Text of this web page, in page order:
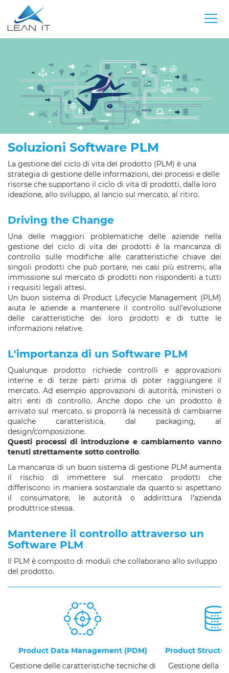
Soluzioni Software PLM
La gestione del ciclo di vita del prodotto (PLM) è una
strategia di gestione delle informazioni, dei processi e delle
risorse che supportano il ciclo di vita di prodotti, dalla loro
ideazione, allo sviluppo, al lancio sul mercato, al ritiro.
Driving the Change
Una delle maggiori problematiche delle aziende nella
gestione del ciclo di vita dei prodotti è la mancanza di
controllo sulle modifiche alle caratteristiche chiave dei
singoli prodotti che può portare, nei casi più estremi, alla
immissione sul mercato di prodotti non rispondenti a tutti
i requisiti legali attesi.
Un buon sistema di Product Lifecycle Management (PLM)
aiuta le aziende a mantenere il controllo sull’evoluzione
delle caratteristiche dei loro prodotti e di tutte le
informazioni relative.
L'importanza di un Software PLM
Qualunque prodotto richiede controlli e approvazioni
interne e di terze parti prima di poter raggiungere il
mercato. Ad esempio approvazioni di autorità, ministeri o
altri enti di controllo. Anche dopo che un prodotto è
arrivato sul mercato, si proporrà la necessità di cambiarne
qualche caratteristica, dal packaging, al
design/composizione.
Questi processi di introduzione e cambiamento vanno
tenuti strettamente sotto controllo.
La mancanza di un buon sistema di gestione PLM aumenta
il rischio di immettere sul mercato prodotti che
differiscono in maniera sostanziale da quanto si aspettano
il consumatore, le autorità o addirittura l’azienda
produttrice stessa.
Mantenere il controllo attraverso un
Software PLM
Il PLM è composto di moduli che collaborano allo sviluppo
del prodotto.
Product Data Management (PDM)
Gestione delle caratteristiche tecniche di
Product
Gestione della